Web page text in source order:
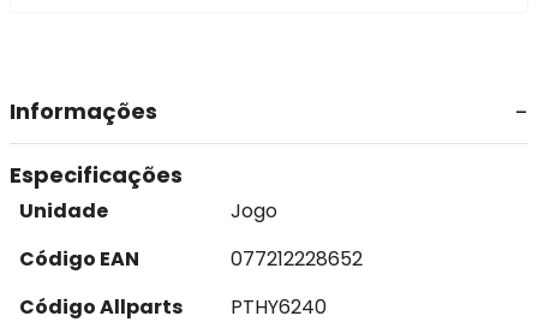
Informações
Especificações
Unidade
Jogo
Código EAN
077212228652
Código Allparts
PTHY6240